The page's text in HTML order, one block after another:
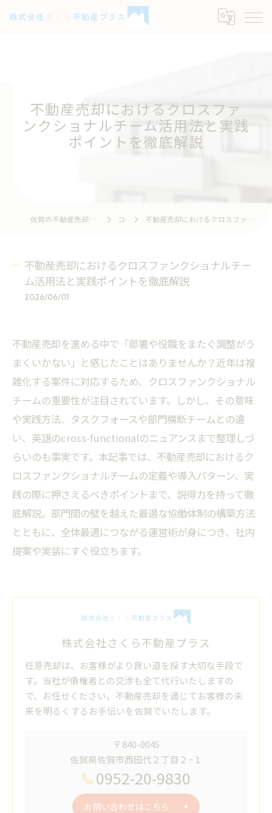
不動産売却におけるクロスファ
ンクショナルチーム活用法と実践
ポイントを徹底解説
佐賀の不動産売却なら株式会社さくら不動産プラス コラム 不動産売却におけるクロスファンクショナルチーム活用法と実践ポイントを徹底解説
不動産売却におけるクロスファンクショナルチー
ム活用法と実践ポイントを徹底解説
2026/06/01
不動産売却を進める中で「部署や役職をまたぐ調整がう
まくいかない」と感じたことはありませんか？近年は複
雑化する案件に対応するため、クロスファンクショナル
チームの重要性が注目されています。しかし、その意味
や実践方法、タスクフォースや部門横断チームとの違
い、英語のcross-functionalのニュアンスまで整理しづ
らいのも事実です。本記事では、不動産売却におけるク
ロスファンクショナルチームの定義や導入パターン、実
践の際に押さえるべきポイントまで、説得力を持って徹
底解説。部門間の壁を越えた最適な協働体制の構築方法
とともに、全体最適につながる運営術が身につき、社内
提案や実装にすぐ役立ちます。
株式会社さくら不動産プラス
任意売却は、お客様がより良い道を探す大切な手段で
す。当社が債権者との交渉も全て代行いたしますの
で、お任せください。不動産売却を通じてお客様の未
来を明るくするお手伝いを佐賀でいたします。
〒840-0045
佐賀県佐賀市西田代２丁目２−１
0952-20-9830
お問い合わせはこちら